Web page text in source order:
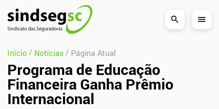
Pular Navegação (s)
Início/ Notícias/ Página Atual
Programa de Educação
Financeira Ganha Prêmio
Internacional